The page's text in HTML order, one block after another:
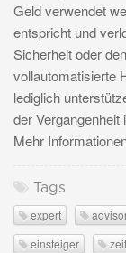
Geld verwendet
entspricht und
Sicherheit oder
vollautomatisierte
lediglich
der
Mehr
Tags
expert
einsteiger